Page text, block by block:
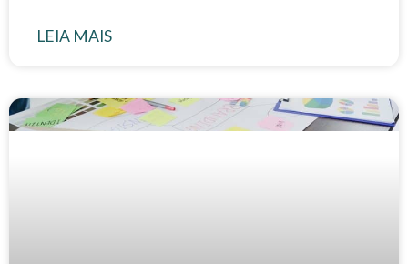
LEIA MAIS